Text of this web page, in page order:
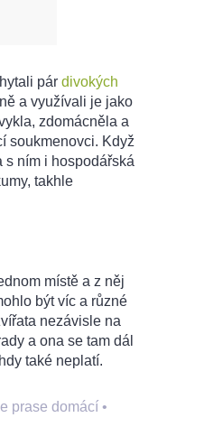
pár divokých
a využívali je jako
zdomácněla a
soukmenovci. Když
s ním i hospodářská
takhle
místě a z něj
být víc a různé
nezávisle na
a ona se tam dál
také neplatí.
prase domácí •